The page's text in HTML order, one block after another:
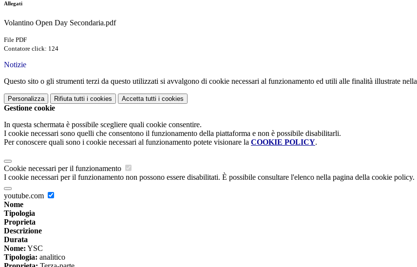
Allegati
Volantino Open Day Secondaria.pdf
File PDF
Contatore click: 124
Notizie
Questo sito o gli strumenti terzi da questo utilizzati si avvalgono di cookie necessari al funzionamento ed utili alle finalità illustrate nella
Personalizza Rifiuta tutti i cookies Accetta tutti i cookies
Gestione cookie
In questa schermata è possibile scegliere quali cookie consentire.
I cookie necessari sono quelli che consentono il funzionamento della piattaforma e non è possibile disabilitarli.
Per conoscere quali sono i cookie necessari al funzionamento potete visionare la COOKIE POLICY.
Cookie necessari per il funzionamento
I cookie necessari per il funzionamento non possono essere disabilitati. È possibile consultare l'elenco nella pagina della cookie policy.
youtube.com
Nome
Tipologia
Proprieta
Descrizione
Durata
Nome: YSC
Tipologia: analitico